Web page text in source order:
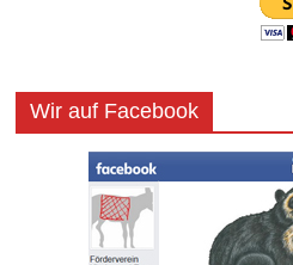
Wir auf Facebook